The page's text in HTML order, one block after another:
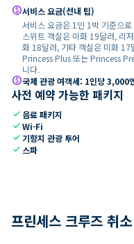
paid서비스 요금(선내 팁)
서비스 요금은 1인 1박 기준으
스위트 객실은 미화 19달러, 리
화 18달러, 기타 객실은 미화 17
Princess Plus 또는 Princess
니다.
paid국제 관광 여객세: 1인당 3,000
사전 예약 가능한 패키지
check 음료 패키지
checkWi-Fi
check 기항지 관광 투어
check 스파
프린세스 크루즈 취